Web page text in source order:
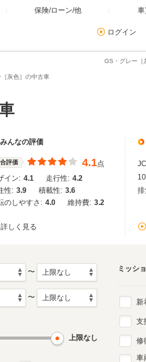
保険/ローン/他 車
ログイン
GS・グレー［
灰色］の中古車
みんなの評価
評価 4.1点
イン: 4.1 走行性: 4.2
性: 3.9 積載性: 3.6
のしやすさ: 4.0 維持費: 3.2
詳しく見る
排
〜
〜
上限なし
ミッシ
新
支
修
車